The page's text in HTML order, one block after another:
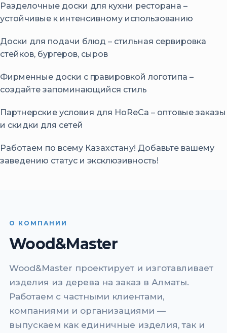
Разделочные доски для кухни ресторана –
устойчивые к интенсивному использованию
Доски для подачи блюд – стильная сервировка
стейков, бургеров, сыров
Фирменные доски с гравировкой логотипа –
создайте запоминающийся стиль
Партнерские условия для HoReCa – оптовые заказы
и скидки для сетей
Работаем по всему Казахстану! Добавьте вашему
заведению статус и эксклюзивность!
О КОМПАНИИ
Wood&Master
Wood&Master проектирует и изготавливает
изделия из дерева на заказ в Алматы.
Работаем с частными клиентами,
компаниями и организациями —
выпускаем как единичные изделия, так и